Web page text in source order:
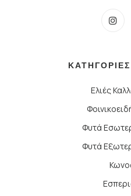
Ελιές
Φυτά
Φυτά